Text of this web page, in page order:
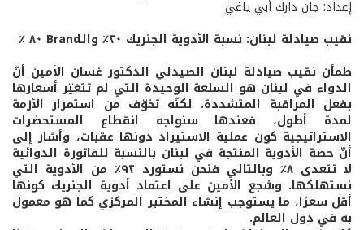
إعداد: جان دارك أبي ياغي
نقيب صيادلة لبنان: نسبة الأدوية الجنريك ٢٠٪ والـBrand ٨٠ ٪
طمأن نقيب صيادلة لبنان الصيدلي الدكتور غسان الأمين أنّ
الدواء في لبنان هو السلعة الوحيدة التي لم تتغيّر أسعارها
بفعل المراقبة المتشددة. لكنّه تخوّف من استمرار الأزمة
لمدة أطول، فعندها سنواجه انقطاع المستحضرات
الاستراتيجية كون عملية الاستيراد دونها عقبات، وأشار إلى
أنّ حصة الأدوية المنتجة في لبنان بالنسبة للفاتورة الدوائية
لا تتعدى ٨٪ وبالتالي فنحن نستورد ٩٢٪ من الأدوية التي
نستهلكها. وشجع الأمين على اعتماد أدوية الجنريك كونها
أقل سعرًا، ما يستوجب إنشاء المختبر المركزي كما هو معمول
به في دول العالم.